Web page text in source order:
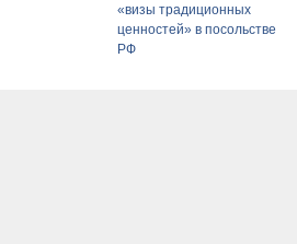
«визы традиционных
ценностей» в посольстве
РФ